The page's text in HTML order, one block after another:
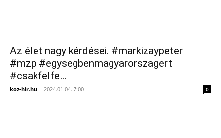
Az élet nagy kérdései. #markizaypeter
#mzp #egysegbenmagyarorszagert
#csakfelfe…
koz-hir.hu - 2024.01.04. 7:00 0